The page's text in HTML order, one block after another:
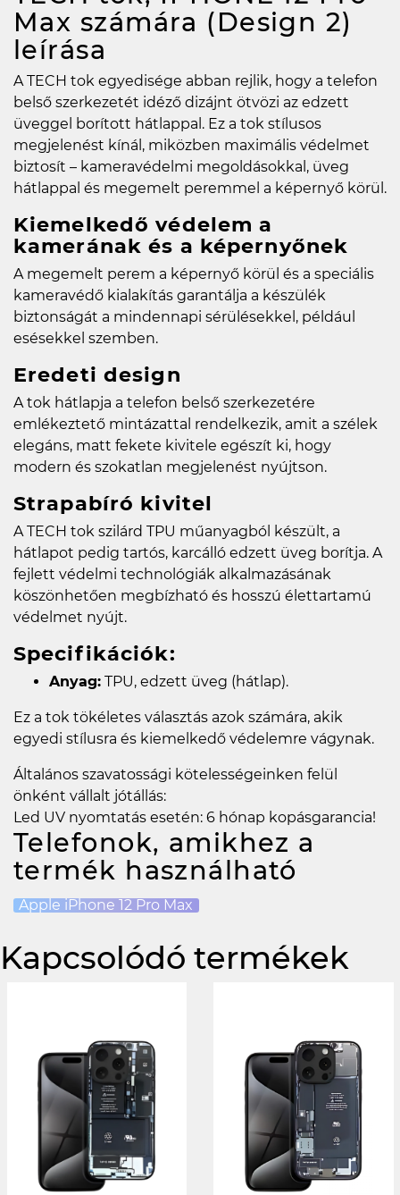
Max számára (Design 2)
leírása
A TECH tok egyedisége abban rejlik, hogy a telefon
belső szerkezetét idéző dizájnt ötvözi az edzett
üveggel borított hátlappal. Ez a tok stílusos
megjelenést kínál, miközben maximális védelmet
biztosít – kameravédelmi megoldásokkal, üveg
hátlappal és megemelt peremmel a képernyő körül.
Kiemelkedő védelem a
kamerának és a képernyőnek
A megemelt perem a képernyő körül és a speciális
kameravédő kialakítás garantálja a készülék
biztonságát a mindennapi sérülésekkel, például
esésekkel szemben.
Eredeti design
A tok hátlapja a telefon belső szerkezetére
emlékeztető mintázattal rendelkezik, amit a szélek
elegáns, matt fekete kivitele egészít ki, hogy
modern és szokatlan megjelenést nyújtson.
Strapabíró kivitel
A TECH tok szilárd TPU műanyagból készült, a
hátlapot pedig tartós, karcálló edzett üveg borítja. A
fejlett védelmi technológiák alkalmazásának
köszönhetően megbízható és hosszú élettartamú
védelmet nyújt.
Specifikációk:
Anyag: TPU, edzett üveg (hátlap).
Ez a tok tökéletes választás azok számára, akik
egyedi stílusra és kiemelkedő védelemre vágynak.
Általános szavatossági kötelességeinken felül
önként vállalt jótállás:
Led UV nyomtatás esetén: 6 hónap kopásgarancia!
Telefonok, amikhez a
termék használható
Apple iPhone 12 Pro Max
Kapcsolódó termékek